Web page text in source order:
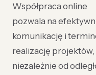
Współpraca online
pozwala na
komunikację i
realizację projektów,
niezależnie od